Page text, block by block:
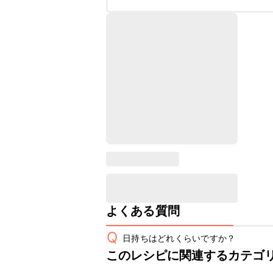
よくある質問
Q 日持ちはどれくらいですか？
保存期間は冷蔵で翌日中が目安です
このレシピに関連するカテゴ